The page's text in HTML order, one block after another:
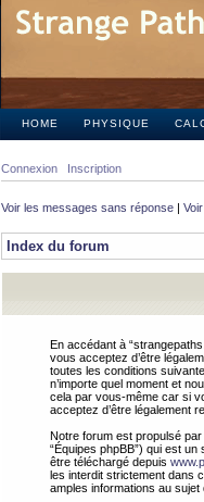
HOME PHYSIQUE
Connexion Inscription
Voir les messages sans réponse |
Index du forum
En accédant à
vous acceptez d’être
toutes les conditions
n’importe quel moment et
cela par vous-même car si
acceptez d’être légalement
Notre forum est propulsé par
“Équipes phpBB”) qui est
être téléchargé depuis
les interdit strictement dans
amples informations au